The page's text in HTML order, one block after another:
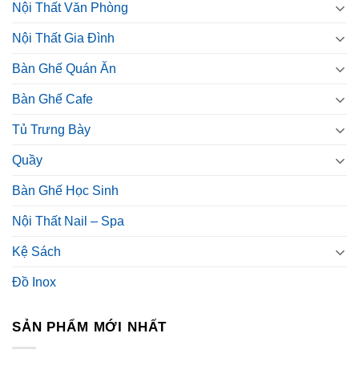
Nội Thất Văn Phòng
Nội Thất Gia Đình
Bàn Ghế Quán Ăn
Bàn Ghế Cafe
Tủ Trưng Bày
Quầy
Bàn Ghế Học Sinh
Nội Thất Nail – Spa
Kệ Sách
Đồ Inox
SẢN PHẨM MỚI NHẤT